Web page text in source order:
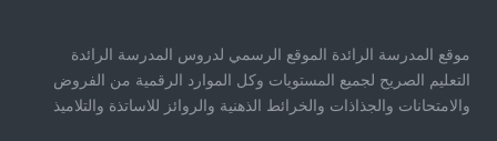
موقع المدرسة الرائدة الموقع الرسمي لدروس المدرسة الرائدة
التعليم الصريح لجميع المستويات وكل الموارد الرقمية من الفروض
والامتحانات والجذاذات والخرائط الذهنية والروائز للاساتذة والتلاميذ